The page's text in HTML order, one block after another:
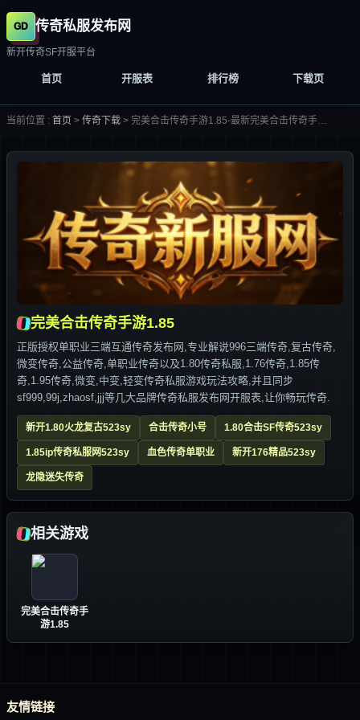
传奇私服发布网
新开传奇SF开服平台
首页 开服表 排行榜 下载页
当前位置 : 首页 > 传奇下载 > 完美合击传奇手游1.85-最新完美合击传奇手游1.85合集大全-
完美合击传奇手游1.85
正版授权单职业三端互通传奇发布网,专业解说996三端传奇,复古传奇,
微变传奇,公益传奇,单职业传奇以及1.80传奇私服,1.76传奇,1.85传
奇,1.95传奇,微变,中变,轻变传奇私服游戏玩法攻略,并且同步
sf999,99j,zhaosf,jjj等几大品牌传奇私服发布网开服表,让你畅玩传奇.
新开1.80火龙复古523sy 合击传奇小号 1.80合击SF传奇523sy
1.85ip传奇私服网523sy 血色传奇单职业 新开176精品523sy
龙隐迷失传奇
相关游戏
完美合击传奇手
游1.85
友情链接